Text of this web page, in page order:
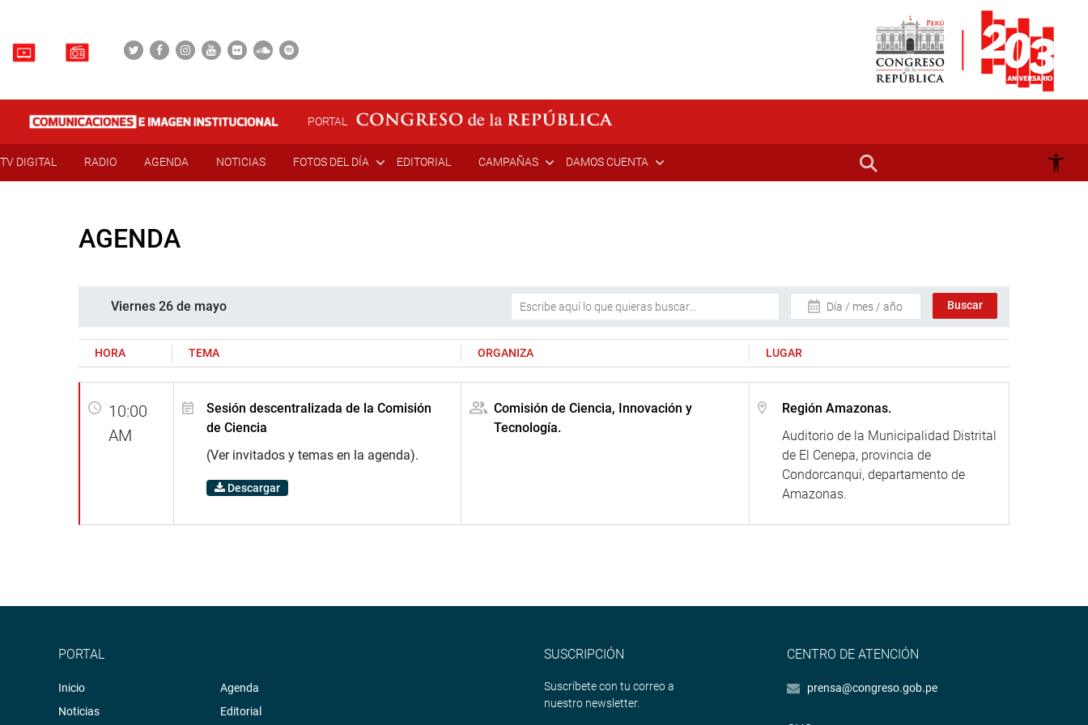
PORTAL
TV DIGITAL RADIO AGENDA NOTICIAS FOTOS DEL DÍA EDITORIAL CAMPAÑAS DAMOS CUENTA
AGENDA
Viernes 26 de mayo Día / mes / año
HORA TEMA ORGANIZA LUGAR
10:00
AM
Sesión descentralizada de la Comisión
de Ciencia
(Ver invitados y temas en la agenda).
Descargar
Comisión de Ciencia, Innovación y
Tecnología.
Región Amazonas.
Auditorio de la Municipalidad Distrital
de El Cenepa, provincia de
Condorcanqui, departamento de
Amazonas.
PORTAL
Inicio
Noticias
Agenda
Editorial
SUSCRIPCIÓN
Suscríbete con tu correo a
nuestro newsletter.
CENTRO DE ATENCIÓN
prensa@congreso.gob.pe